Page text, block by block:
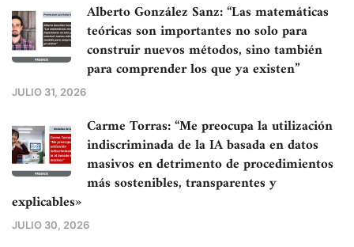
Alberto González Sanz: “Las matemáticas
teóricas son importantes no solo para
construir nuevos métodos, sino también
para comprender los que ya existen”
JULIO 31, 2026
Carme Torras: “Me preocupa la utilización
indiscriminada de la IA basada en datos
masivos en detrimento de procedimientos
más sostenibles, transparentes y
explicables»
JULIO 30, 2026